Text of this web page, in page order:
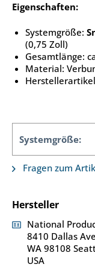
Eigenschaften:
Systemgröße:
(0,75 Zoll)
Gesamtlänge:
Material:
Systemgröße:
Fragen zum
Hersteller
National
8410 Dallas
WA 98108
USA